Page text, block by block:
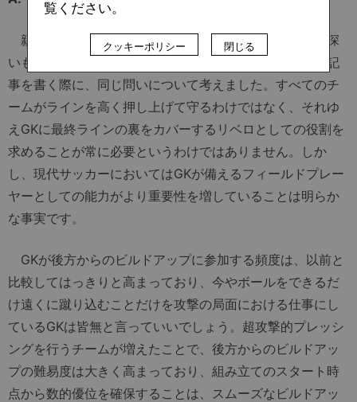
親愛なるフランチェスコ、あなたの質問は非常に興味深
いものです。実際私も「スイーパー＝キーパー」という記
事を書く際に、同じ問いについて考えました。すべてのチ
ームがラインを高く押し上げて守るわけではなく、それゆ
えGKに最終ラインの裏をカバーするリベロとしての役割を
求めることが常に必要というわけではありません。しか
し、現代サッカーにおいてはGKが備えるフィールドプレー
ヤーとしての能力がより重要性を増していることは明らか
な事実です。
GKが後方からのビルドアップに参加する頻度は、以前と
比較してはっきりと高まっており、今やボールをできるだ
け遠くに蹴り込むことだけを攻撃の局面における仕事にし
ているGKは皆無と言っていいでしょう。超攻撃的プレッシ
ングを行うチームが増えたことで、後方からのビルドアッ
プの難易度は大きく高まっており、組み立てのスタート時
点から数的優位を確保することは、スムーズなビルドアッ
覧ください。
クッキーポリシー 閉じる